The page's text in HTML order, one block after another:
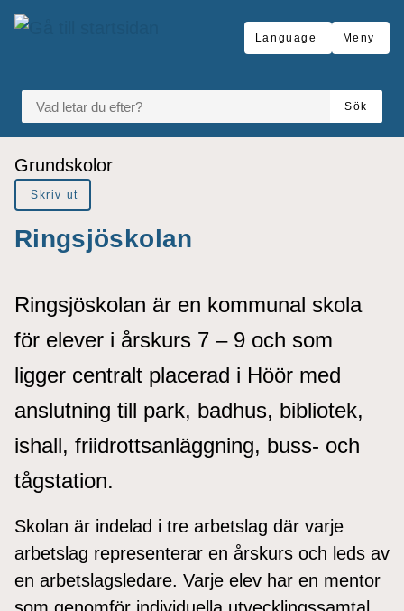
Gå till innehåll
till sidomeny
Language Meny
VAD LETAR DU EFTER?
Sök
Du är här:
Grundskolor
Skriv ut
Ringsjöskolan
Ringsjöskolan är en kommunal skola
för elever i årskurs 7 – 9 och som
ligger centralt placerad i Höör med
anslutning till park, badhus, bibliotek,
ishall, friidrottsanläggning, buss- och
tågstation.
Skolan är indelad i tre arbetslag där varje
arbetslag representerar en årskurs och leds av
en arbetslagsledare. Varje elev har en mentor